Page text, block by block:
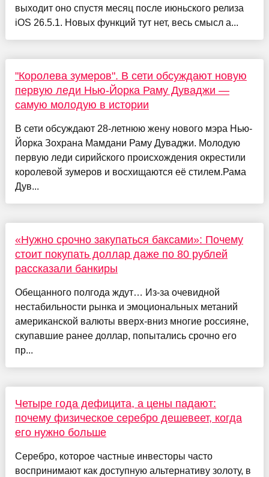
выходит оно спустя месяц после июньского релиза
iOS 26.5.1. Новых функций тут нет, весь смысл а...
"Королева зумеров". В сети обсуждают новую
первую леди Нью-Йорка Раму Дуваджи —
самую молодую в истории
В сети обсуждают 28-летнюю жену нового мэра Нью-
Йорка Зохрана Мамдани Раму Дуваджи. Молодую
первую леди сирийского происхождения окрестили
королевой зумеров и восхищаются её стилем.Рама
Дув...
«Нужно срочно закупаться баксами»: Почему
стоит покупать доллар даже по 80 рублей
рассказали банкиры
Обещанного полгода ждут… Из-за очевидной
нестабильности рынка и эмоциональных метаний
американской валюты вверх-вниз многие россияне,
скупавшие ранее доллар, попытались срочно его
пр...
Четыре года дефицита, а цены падают:
почему физическое серебро дешевеет, когда
его нужно больше
Серебро, которое частные инвесторы часто
воспринимают как доступную альтернативу золоту, в